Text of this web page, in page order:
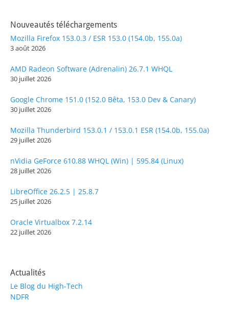
Nouveautés téléchargements
Mozilla Firefox 153.0.3 / ESR 153.0 (154.0b, 155.0a)
3 août 2026
AMD Radeon Software (Adrenalin) 26.7.1 WHQL
30 juillet 2026
Google Chrome 151.0 (152.0 Bêta, 153.0 Dev & Canary)
30 juillet 2026
Mozilla Thunderbird 153.0.1 / 153.0.1 ESR (154.0b, 155.0a)
29 juillet 2026
nVidia GeForce 610.88 WHQL (Win) | 595.84 (Linux)
28 juillet 2026
LibreOffice 26.2.5 | 25.8.7
25 juillet 2026
Oracle Virtualbox 7.2.14
22 juillet 2026
Actualités
Le Blog du High-Tech
NDFR